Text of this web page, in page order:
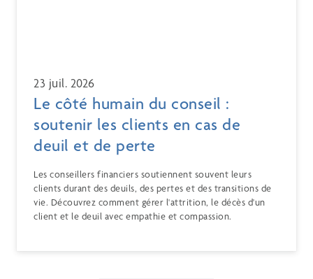
23 juil. 2026
Le côté humain du conseil :
soutenir les clients en cas de
deuil et de perte
Les conseillers financiers soutiennent souvent leurs
clients durant des deuils, des pertes et des transitions de
vie. Découvrez comment gérer l'attrition, le décès d'un
client et le deuil avec empathie et compassion.